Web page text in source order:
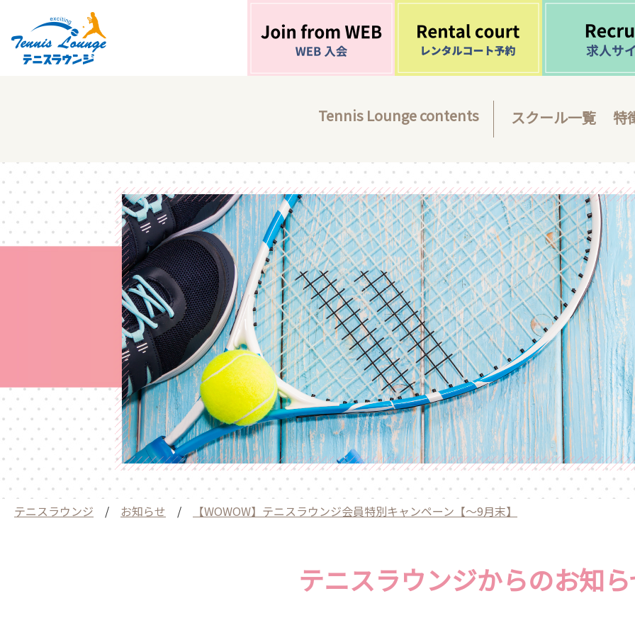
Tennis Lounge contents スクール一覧 特
テニスラウンジ / お知らせ / 【WOWOW】テニスラウンジ会員特別キャンペーン【〜9月末】
テニスラウンジからのお知